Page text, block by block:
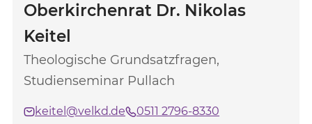
Oberkirchenrat Dr. Nikolas
Keitel
Theologische Grundsatzfragen,
Studienseminar Pullach
keitel@velkd.de 0511 2796-8330